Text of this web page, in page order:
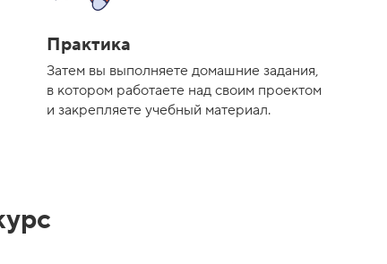
Практика
Затем вы выполняете домашние задания,
в котором работаете над своим проектом
и закрепляете учебный материал.